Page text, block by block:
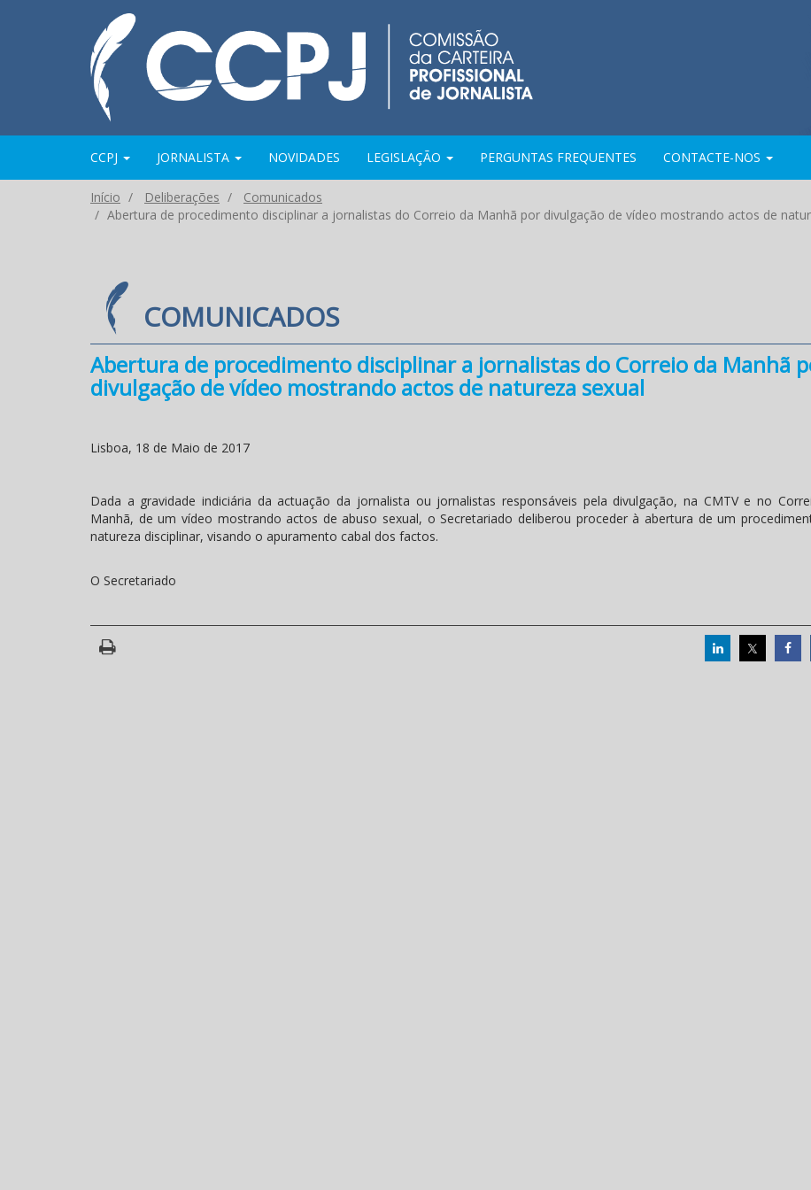
CCPJ JORNALISTA NOVIDADES LEGISLAÇÃO PERGUNTAS FREQUENTES CONTACTE-NOS
Início Deliberações
Comunicados
Abertura de procedimento disciplinar a jornalistas do Correio da Manhã por divulgação de vídeo mostrando actos de
COMUNICADOS
Abertura de procedimento disciplinar a jornalistas do Correio da Manhã
divulgação de vídeo mostrando actos de natureza sexual
Lisboa, 18 de Maio de 2017
Dada a gravidade indiciária da actuação da jornalista ou jornalistas responsáveis pela divulgação, na CMTV e no
Manhã, de um vídeo mostrando actos de abuso sexual, o Secretariado deliberou proceder à abertura de um
natureza disciplinar, visando o apuramento cabal dos factos.
O Secretariado